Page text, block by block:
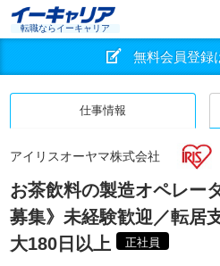
転職ならイーキャリア
無料会員登録
仕事情報
アイリスオーヤマ株式会社
お茶飲料の製造オペレー
募集》未経験歓迎／転居
大180日以上
正社員